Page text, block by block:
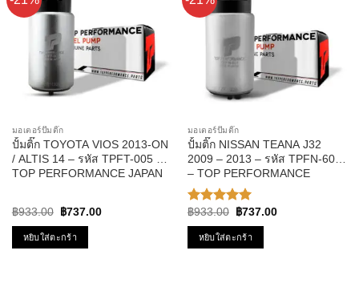
มอเตอร์ปั๊มติ๊ก
ปั้มติ๊ก TOYOTA VIOS 2013-ON
/ ALTIS 14 – รหัส TPFT-005 –
TOP PERFORMANCE JAPAN
฿933.00
Original
was:
฿933.00.
฿737.00Current
หยิบใส่ตะกร้า
มอเตอร์ปั๊มติ๊ก
ปั้มติ๊ก NISSAN TEANA J32
2009 – 2013 – รหัส TPFN-601
– TOP PERFORMANCE
JAPAN
ให้คะแนน
5.00ตั้งแต่
1-5
คะแนน
฿933.00
Original
was:
฿933.00.
฿737.00Current
หยิบใส่ตะกร้า